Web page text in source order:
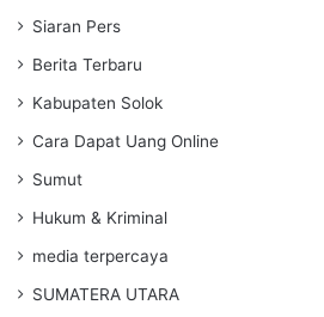
Siaran Pers
Berita Terbaru
Kabupaten Solok
Cara Dapat Uang Online
Sumut
Hukum & Kriminal
media terpercaya
SUMATERA UTARA